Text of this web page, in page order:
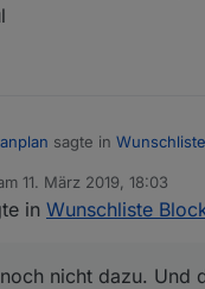
sagte in
Astro-Versatz.
Jetzt keiner mehr?
möglich, also vor
11. März 2019, 18:03
von
in Wunschliste
nicht dazu. Und